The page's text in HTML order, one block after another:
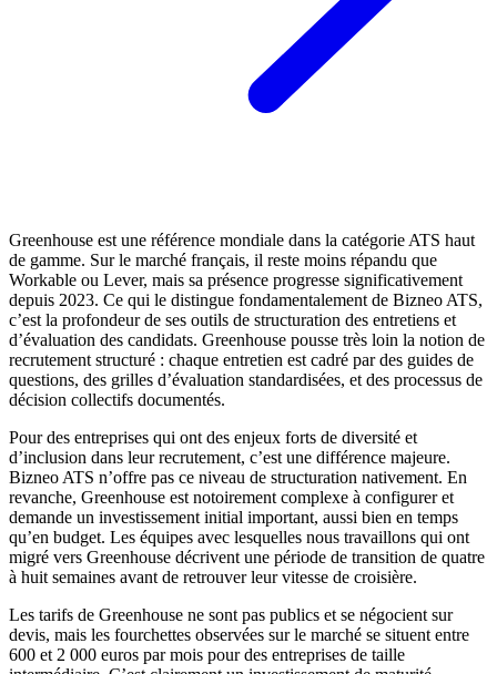
Greenhouse est une référence mondiale dans la catégorie ATS haut
de gamme. Sur le marché français, il reste moins répandu que
Workable ou Lever, mais sa présence progresse significativement
depuis 2023. Ce qui le distingue fondamentalement de Bizneo ATS,
c’est la profondeur de ses outils de structuration des entretiens et
d’évaluation des candidats. Greenhouse pousse très loin la notion de
recrutement structuré : chaque entretien est cadré par des guides de
questions, des grilles d’évaluation standardisées, et des processus de
décision collectifs documentés.
Pour des entreprises qui ont des enjeux forts de diversité et
d’inclusion dans leur recrutement, c’est une différence majeure.
Bizneo ATS n’offre pas ce niveau de structuration nativement. En
revanche, Greenhouse est notoirement complexe à configurer et
demande un investissement initial important, aussi bien en temps
qu’en budget. Les équipes avec lesquelles nous travaillons qui ont
migré vers Greenhouse décrivent une période de transition de quatre
à huit semaines avant de retrouver leur vitesse de croisière.
Les tarifs de Greenhouse ne sont pas publics et se négocient sur
devis, mais les fourchettes observées sur le marché se situent entre
600 et 2 000 euros par mois pour des entreprises de taille